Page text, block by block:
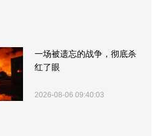
一场被遗忘的战争，彻底杀
红了眼
2026-08-06 09:40:03